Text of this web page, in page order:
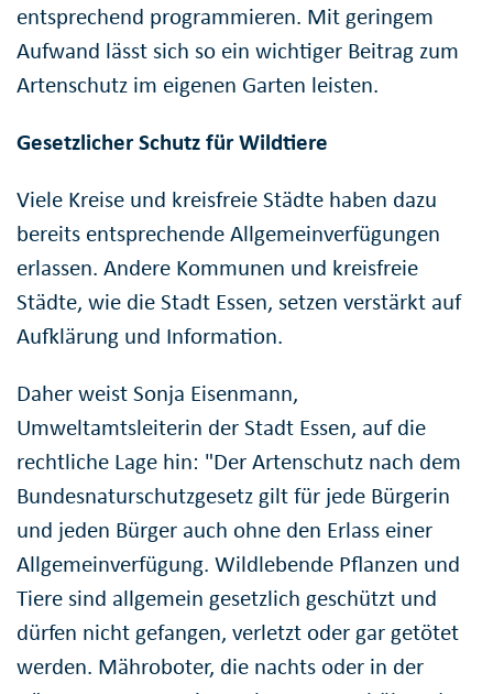
entsprechend programmieren. Mit geringem
Aufwand lässt sich so ein wichtiger Beitrag zum
Artenschutz im eigenen Garten leisten.
Gesetzlicher Schutz für Wildtiere
Viele Kreise und kreisfreie Städte haben dazu
bereits entsprechende Allgemeinverfügungen
erlassen. Andere Kommunen und kreisfreie
Städte, wie die Stadt Essen, setzen verstärkt auf
Aufklärung und Information.
Daher weist Sonja Eisenmann,
Umweltamtsleiterin der Stadt Essen, auf die
rechtliche Lage hin: "Der Artenschutz nach dem
Bundesnaturschutzgesetz gilt für jede Bürgerin
und jeden Bürger auch ohne den Erlass einer
Allgemeinverfügung. Wildlebende Pflanzen und
Tiere sind allgemein gesetzlich geschützt und
dürfen nicht gefangen, verletzt oder gar getötet
werden. Mähroboter, die nachts oder in der